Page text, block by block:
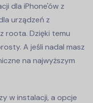
dla iPhone'ów z
urządzeń z
roota. Dzięki temu
A jeśli nadal masz
na najwyższym
w instalacji, a opcje